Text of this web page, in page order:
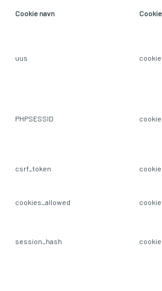
Cookie navn
uus cookie
PHPSESSID cookie
csrf_token cookie
cookies_allowed cookie
session_hash cookie